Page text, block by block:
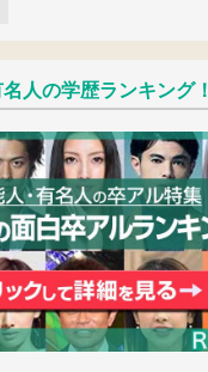
人の学歴ランキング！